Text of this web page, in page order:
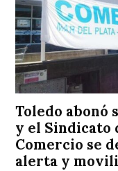
Toledo abonó
y el Sindicato
Comercio se
alerta y